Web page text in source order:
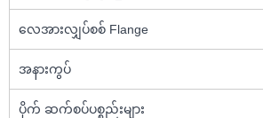
လေအားလျှပ်စစ် Flange
အနားကွပ်
ပိုက် ဆက်စပ်ပစ္စည်းများ